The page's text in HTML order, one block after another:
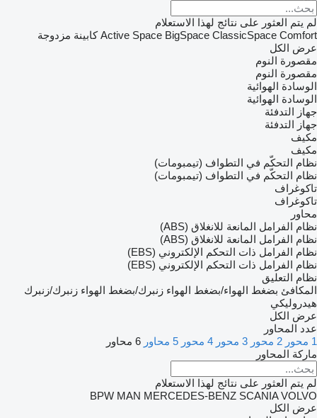
لم يتم العثور على نتائج لهذا الاستعلام
Active Space BigSpace ClassicSpace Comfort
كابينة مزدوجة
عرض الكل
مقصورة النوم
مقصورة النوم
الوسادة الهوائية
الوسادة الهوائية
جهاز التدفئة
جهاز التدفئة
مكيف
مكيف
نظام التحكّم في التطواف (تيمبومات)
نظام التحكّم في التطواف (تيمبومات)
تاكوغراف
تاكوغراف
محاور
نظام الفرامل المانعة للانغلاق (ABS)
نظام الفرامل المانعة للانغلاق (ABS)
نظام الفرامل ذات التحكم الإلكتروني (EBS)
نظام الفرامل ذات التحكم الإلكتروني (EBS)
نظام التعليق
المكافئ بضغط الهواء/بضغط الهواء زنبرك/بضغط الهواء زنبرك/زنبرك
هيدروليكي
عرض الكل
عدد المحاور
1 محور
2 محور 3 محور 4 محور 5 محاور
6 محاور
ماركة المحاور
لم يتم العثور على نتائج لهذا الاستعلام
BPW MAN MERCEDES-BENZ SCANIA VOLVO
عرض الكل